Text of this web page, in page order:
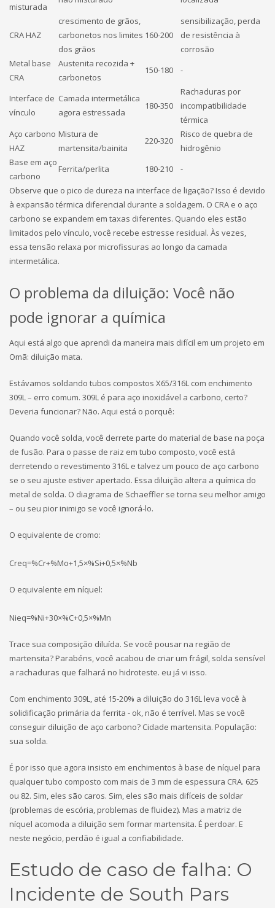
misturada
CRA HAZ
crescimento de grãos,
carbonetos nos limites
dos grãos
160-200
sensibilização, perda
de resistência à
corrosão
Metal base
CRA
Austenita recozida +
carbonetos
150-180 -
Interface de
vínculo
Camada intermetálica
agora estressada
180-350
Rachaduras por
incompatibilidade
térmica
Aço carbono
HAZ
Mistura de
martensita/bainita
220-320
Risco de quebra de
hidrogênio
Base em aço
carbono
Ferrita/perlita 180-210
-
Observe que o pico de dureza na interface de ligação? Isso é devido
à expansão térmica diferencial durante a soldagem. O CRA e o aço
carbono se expandem em taxas diferentes. Quando eles estão
limitados pelo vínculo, você recebe estresse residual. Às vezes,
essa tensão relaxa por microfissuras ao longo da camada
intermetálica.
O problema da diluição: Você não
pode ignorar a química
Aqui está algo que aprendi da maneira mais difícil em um projeto em
Omã: diluição mata.
Estávamos soldando tubos compostos X65/316L com enchimento
309L – erro comum. 309L é para aço inoxidável a carbono, certo?
Deveria funcionar? Não. Aqui está o porquê:
Quando você solda, você derrete parte do material de base na poça
de fusão. Para o passe de raiz em tubo composto, você está
derretendo o revestimento 316L e talvez um pouco de aço carbono
se o seu ajuste estiver apertado. Essa diluição altera a química do
metal de solda. O diagrama de Schaeffler se torna seu melhor amigo
– ou seu pior inimigo se você ignorá-lo.
O equivalente de cromo:
Creq=%Cr+%Mo+1,5×%Si+0,5×%Nb
O equivalente em níquel:
Nieq=%Ni+30×%C+0,5×%Mn
Trace sua composição diluída. Se você pousar na região de
martensita? Parabéns, você acabou de criar um frágil, solda sensível
a rachaduras que falhará no hidroteste. eu já vi isso.
Com enchimento 309L, até 15-20% a diluição do 316L leva você à
solidificação primária da ferrita - ok, não é terrível. Mas se você
conseguir diluição de aço carbono? Cidade martensita. População:
sua solda.
É por isso que agora insisto em enchimentos à base de níquel para
qualquer tubo composto com mais de 3 mm de espessura CRA. 625
ou 82. Sim, eles são caros. Sim, eles são mais difíceis de soldar
(problemas de escória, problemas de fluidez). Mas a matriz de
níquel acomoda a diluição sem formar martensita. É perdoar. E
neste negócio, perdão é igual a confiabilidade.
Estudo de caso de falha: O
Incidente de South Pars